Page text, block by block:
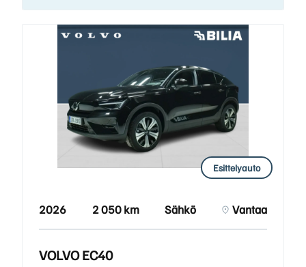
Esittelyauto
2026 2 050 km Sähkö Vantaa
VOLVO EC40